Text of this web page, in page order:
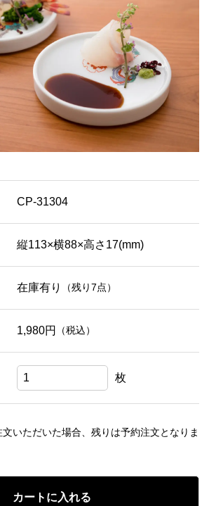
CP-31304
縦113×横88×高さ17(mm)
在庫有り （残り7点）
1,980円 （税込）
枚
いただいた場合、残りは予約注文となりま